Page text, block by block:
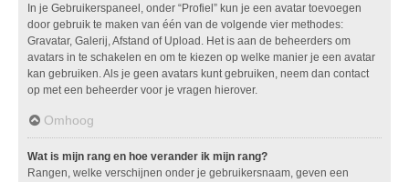
In je Gebruikerspaneel, onder “Profiel” kun je een avatar toevoegen
door gebruik te maken van één van de volgende vier methodes:
Gravatar, Galerij, Afstand of Upload. Het is aan de beheerders om
avatars in te schakelen en om te kiezen op welke manier je een avatar
kan gebruiken. Als je geen avatars kunt gebruiken, neem dan contact
op met een beheerder voor je vragen hierover.
Omhoog
Wat is mijn rang en hoe verander ik mijn rang?
Rangen, welke verschijnen onder je gebruikersnaam, geven een